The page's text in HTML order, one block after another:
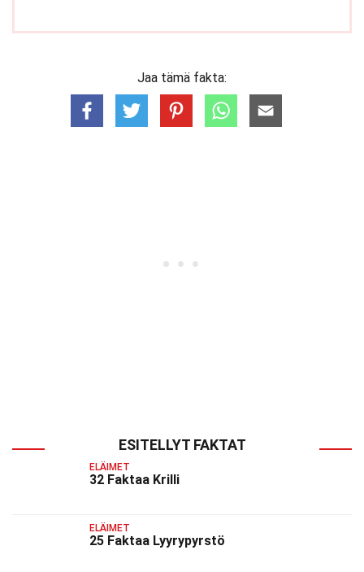
Jaa tämä fakta:
ESITELLYT FAKTAT
ELÄIMET
32 Faktaa Krilli
ELÄIMET
25 Faktaa Lyyrypyrstö